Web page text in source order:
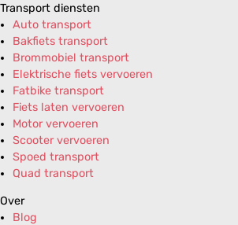
Transport diensten
Auto transport
Bakfiets transport
Brommobiel transport
Elektrische fiets vervoeren
Fatbike transport
Fiets laten vervoeren
Motor vervoeren
Scooter vervoeren
Spoed transport
Quad transport
Over
Blog